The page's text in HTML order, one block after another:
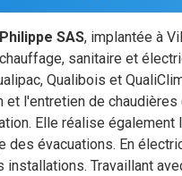
SAS, implantée à
sanitaire et
Qualibois et
et l'entretien de
Elle réalise
des évacuations. En
installations. Travaillant